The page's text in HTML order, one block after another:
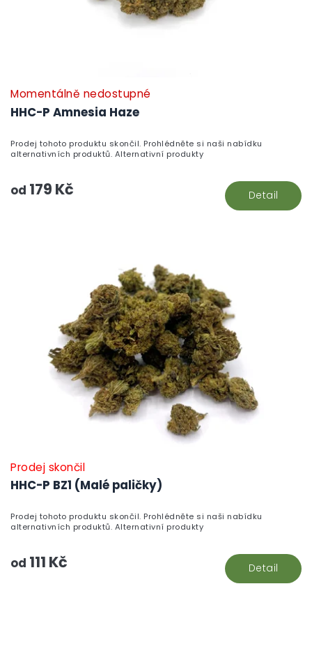
HHC-P Amnesia Haze
Momentálně nedostupné
od 179 Kč Detail
Prodej tohoto produktu skončil. Prohlédněte si naši nabídku
alternativních produktů. Alternativní produkty
HHC-P BZ1 (Malé paličky)
Prodej skončil
od 111 Kč Detail
Prodej tohoto produktu skončil. Prohlédněte si naši nabídku
alternativních produktů. Alternativní produkty